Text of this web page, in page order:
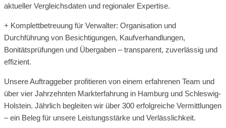
aktueller Vergleichsdaten und regionaler Expertise.
+ Komplettbetreuung für Verwalter: Organisation und
Durchführung von Besichtigungen, Kaufverhandlungen,
Bonitätsprüfungen und Übergaben – transparent, zuverlässig und
effizient.
Unsere Auftraggeber profitieren von einem erfahrenen Team und
über vier Jahrzehnten Markterfahrung in Hamburg und Schleswig-
Holstein. Jährlich begleiten wir über 300 erfolgreiche Vermittlungen
– ein Beleg für unsere Leistungsstärke und Verlässlichkeit.